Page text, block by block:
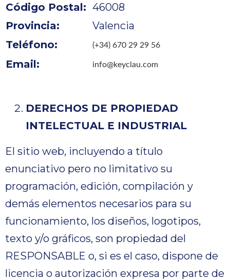
Código Postal: 46008
Provincia:
Valencia
Teléfono:
(+34) 670 29 29 56
Email: info@keyclau.com
DERECHOS DE PROPIEDAD
INTELECTUAL E INDUSTRIAL
El sitio web, incluyendo a título
enunciativo pero no limitativo su
programación, edición, compilación y
demás elementos necesarios para su
funcionamiento, los diseños, logotipos,
texto y/o gráficos, son propiedad del
RESPONSABLE o, si es el caso, dispone de
licencia o autorización expresa por parte de